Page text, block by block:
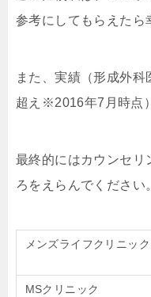
参考にしてもらえたら
また、実績（形成外科
超え※2016年7月時点
最終的にはカウンセリ
ろをえらんでください。
メンズライフクリニック
MSクリニック